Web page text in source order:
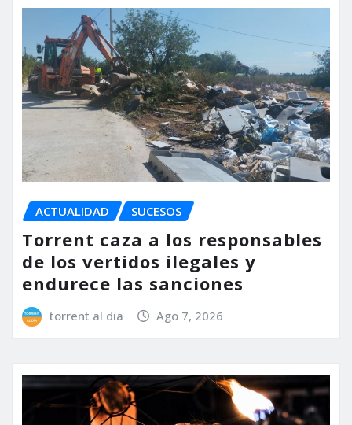
ACTUALIDAD SUCESOS
Torrent caza a los responsables
de los vertidos ilegales y
endurece las sanciones
torrent al dia Ago 7, 2026